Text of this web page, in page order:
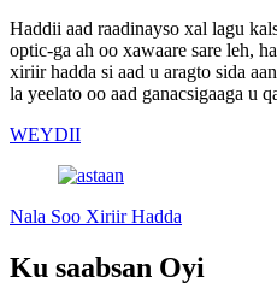
Haddii aad raadinayso xal lagu
optic-ga ah oo xawaare sare leh,
xiriir hadda si aad u aragto sida
la yeelato oo aad ganacsigaaga u
WEYDII
Nala Soo Xiriir Hadda
Ku saabsan Oyi